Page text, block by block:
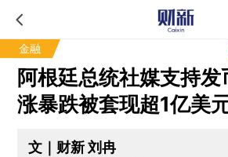
金融
阿根廷总统社媒支持
涨暴跌被套现超1亿美
文｜财新 刘冉